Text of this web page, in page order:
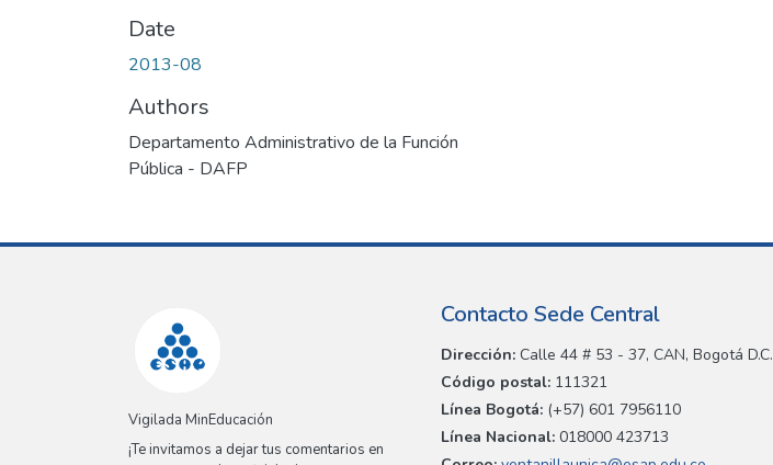
Date
2013-08
Authors
Departamento Administrativo de la Función
Pública - DAFP
Vigilada MinEducación
¡Te invitamos a dejar tus comentarios en
Contacto Sede Central
Dirección: Calle 44 # 53 - 37, CAN, Bogotá D.C.
Código postal: 111321
Línea Bogotá: (+57) 601 7956110
Línea Nacional: 018000 423713